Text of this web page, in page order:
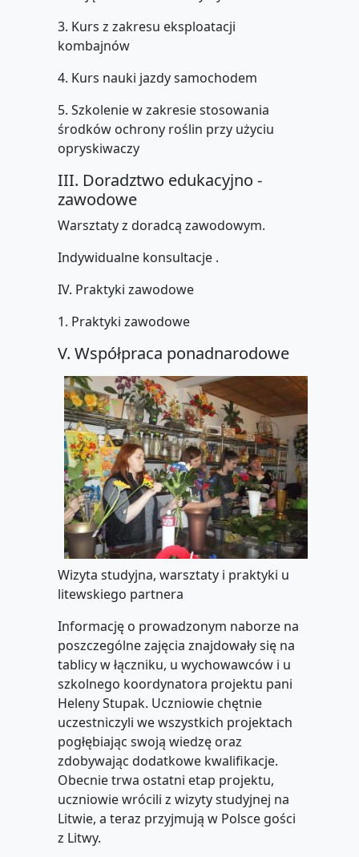
3. Kurs z zakresu eksploatacji
kombajnów
4. Kurs nauki jazdy samochodem
5. Szkolenie w zakresie stosowania
środków ochrony roślin przy użyciu
opryskiwaczy
III. Doradztwo edukacyjno -
zawodowe
Warsztaty z doradcą zawodowym.
Indywidualne konsultacje .
IV. Praktyki zawodowe
1. Praktyki zawodowe
V. Współpraca ponadnarodowe
Wizyta studyjna, warsztaty i praktyki u
litewskiego partnera
Informację o prowadzonym naborze na
poszczególne zajęcia znajdowały się na
tablicy w łączniku, u wychowawców i u
szkolnego koordynatora projektu pani
Heleny Stupak. Uczniowie chętnie
uczestniczyli we wszystkich projektach
pogłębiając swoją wiedzę oraz
zdobywając dodatkowe kwalifikacje.
Obecnie trwa ostatni etap projektu,
uczniowie wrócili z wizyty studyjnej na
Litwie, a teraz przyjmują w Polsce gości
z Litwy.